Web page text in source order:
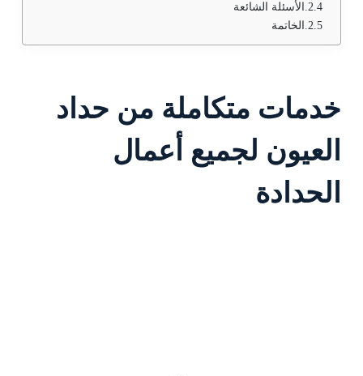
الأسئلة الشائعة
الخاتمة
خدمات متكاملة من حداد
العيون لجميع أعمال
الحدادة